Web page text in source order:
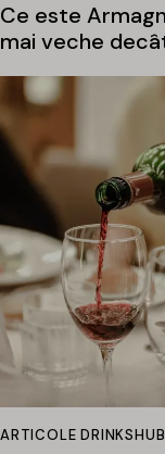
Ce este
mai veche
ARTICOLE DRINKSHUB